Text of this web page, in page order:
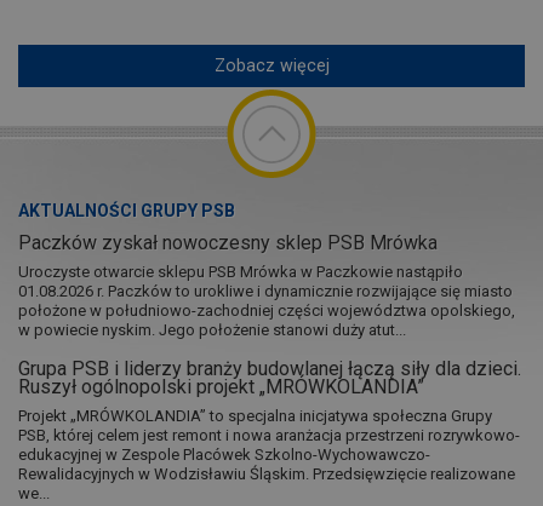
Zobacz więcej
AKTUALNOŚCI GRUPY PSB
Paczków zyskał nowoczesny sklep PSB Mrówka
Uroczyste otwarcie sklepu PSB Mrówka w Paczkowie nastąpiło
01.08.2026 r. Paczków to urokliwe i dynamicznie rozwijające się miasto
położone w południowo-zachodniej części województwa opolskiego,
w powiecie nyskim. Jego położenie stanowi duży atut...
Grupa PSB i liderzy branży budowlanej łączą siły dla dzieci.
Ruszył ogólnopolski projekt „MRÓWKOLANDIA”
Projekt „MRÓWKOLANDIA” to specjalna inicjatywa społeczna Grupy
PSB, której celem jest remont i nowa aranżacja przestrzeni rozrywkowo-
edukacyjnej w Zespole Placówek Szkolno-Wychowawczo-
Rewalidacyjnych w Wodzisławiu Śląskim. Przedsięwzięcie realizowane
we...